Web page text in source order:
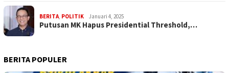
BERITA, POLITIK Januari 4, 2025
Putusan MK Hapus Presidential Threshold,…
BERITA POPULER